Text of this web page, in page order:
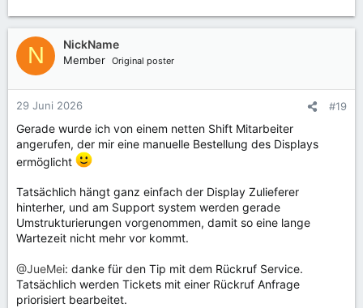
N NickName
Member Original poster
29 Juni 2026 #19
Gerade wurde ich von einem netten Shift Mitarbeiter
angerufen, der mir eine manuelle Bestellung des Displays
ermöglicht
Tatsächlich hängt ganz einfach der Display Zulieferer
hinterher, und am Support system werden gerade
Umstrukturierungen vorgenommen, damit so eine lange
Wartezeit nicht mehr vor kommt.
@JueMei: danke für den Tip mit dem Rückruf Service.
Tatsächlich werden Tickets mit einer Rückruf Anfrage
priorisiert bearbeitet.